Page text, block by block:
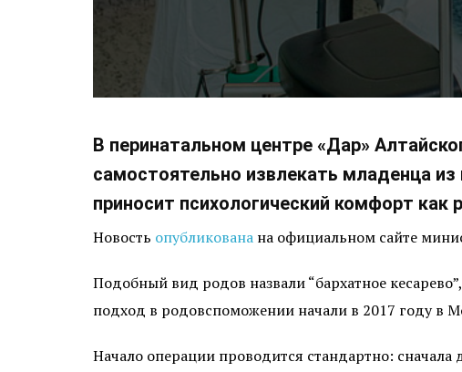
В перинатальном центре «Дар»
самостоятельно извлекать младенца
приносит психологический комфорт
Новость опубликована на официальном сайте
Подобный вид родов назвали “бархатное
подход в родовспоможении начали в 2017 году в
Начало операции проводится стандартно: